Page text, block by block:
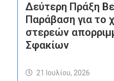
Δεύτερη Πράξη
Παράβαση για το
στερεών
Σφακίων
21 Ιουλίου, 2026